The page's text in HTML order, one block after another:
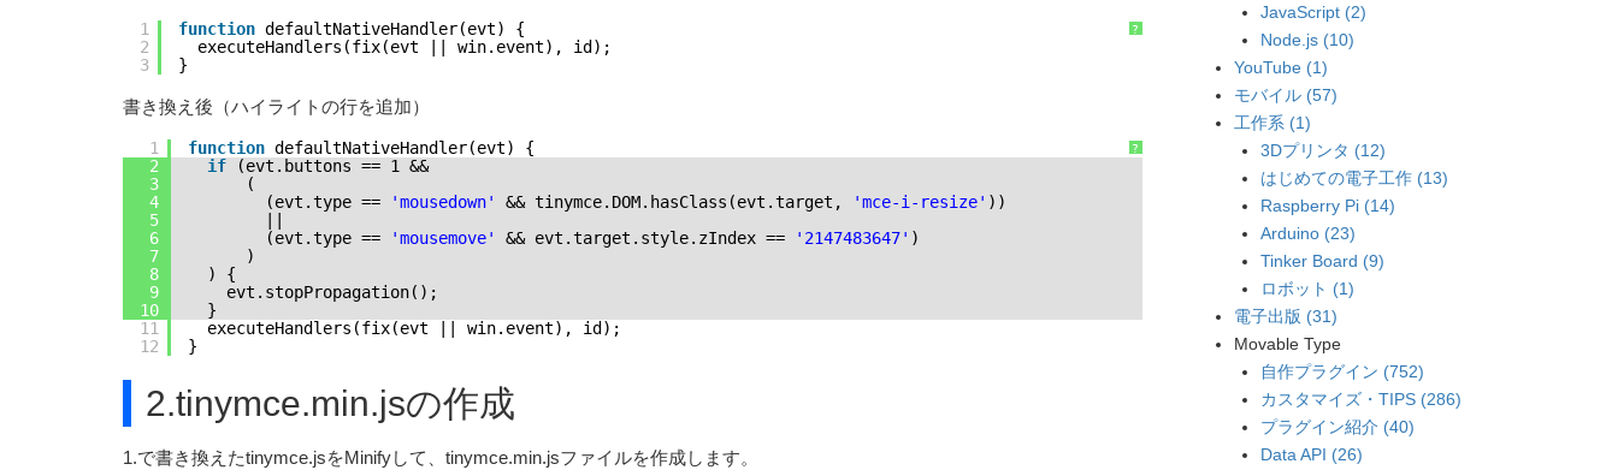
?
1
2
3
function defaultNativeHandler(evt) {
executeHandlers(fix(evt || win.event), id);
}
書き換え後（ハイライトの行を追加）
?
1
2
3
4
5
6
7
8
9
10
11
12
function defaultNativeHandler(evt) {
if
(evt.buttons == 1 &&
(
(evt.type ==
'mousedown' && tinymce.DOM.hasClass(evt.target, 'mce-i-resize' ))
(evt.type ==
'mousemove' && evt.target.style.zIndex == '2147483647' )
)
) {
evt.stopPropagation();
}
executeHandlers(fix(evt || win.event), id);
}
2.tinymce.min.jsの作成
1.で書き換えたtinymce.jsをMinifyして、tinymce.min.jsファイルを作成します。
JavaScript (2)
Node.js (10)
YouTube (1)
モバイル (57)
工作系 (1)
3Dプリンタ (12)
はじめての電子工作 (13)
Raspberry Pi (14)
Arduino (23)
Tinker Board (9)
ロボット (1)
電子出版 (31)
Movable Type
自作プラグイン (752)
カスタマイズ・TIPS (286)
プラグイン紹介 (40)
Data API (26)